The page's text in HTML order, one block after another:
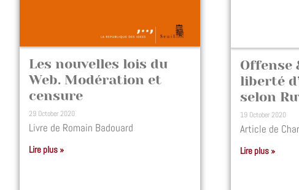
Les nouvelles lois du
Web. Modération et
censure
29 October 2020
Livre de Romain Badouard
Lire plus »
Offense
liberté
selon
19 October 2020
Article de
Lire plus »